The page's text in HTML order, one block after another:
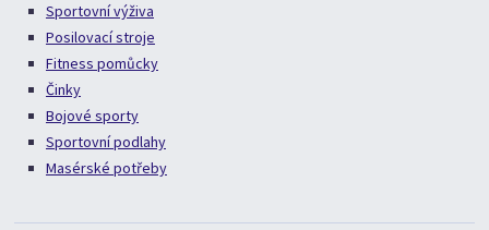
Sportovní výživa
Posilovací stroje
Fitness pomůcky
Činky
Bojové sporty
Sportovní podlahy
Masérské potřeby